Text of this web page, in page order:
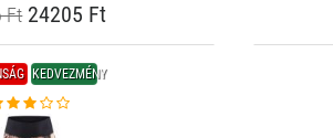
Ft24205 Ft
KEDVEZMÉNY